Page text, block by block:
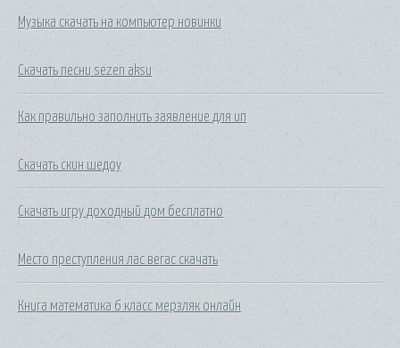
Музыка скачать на компьютер новинки
Скачать песни sezen aksu
Как правильно заполнить заявление для ип
Скачать скин шедоу
Скачать игру доходный дом бесплатно
Место преступления лас вегас скачать
Книга математика 6 класс мерзляк онлайн